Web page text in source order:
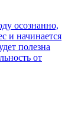
осознанно,
и начинается
полезна
от